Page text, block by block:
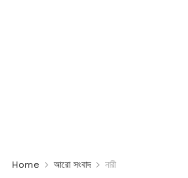
Home আরো সংবাদ নারী